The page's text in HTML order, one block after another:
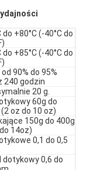
do +80°C (-40°C do
do +85°C (-40°C do
od 90% do 95%
240 godzin
20 g.
60g do
oz do 10 oz)
150g do 400g
14oz)
0,1 do 0,5
dotykowy 0,6 do